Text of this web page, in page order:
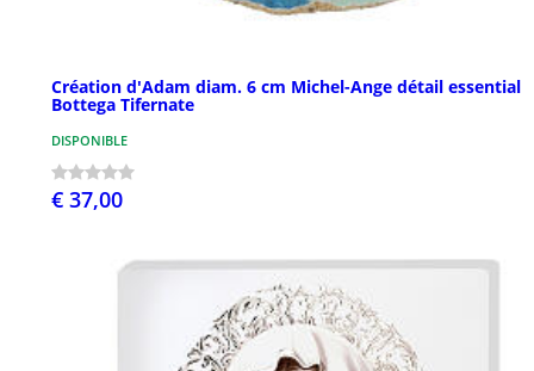
Création d'Adam diam. 6 cm Michel-Ange détail essential
Bottega Tifernate
DISPONIBLE
€ 37,00